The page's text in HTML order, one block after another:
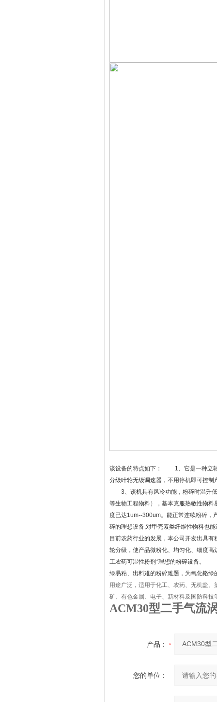
该设备的特点如下： 1、它是一种立
分级叶轮无级调速器，不用停机即可控
3、该机具有风冷功能，粉碎时温升低
等生物工程物料），基本克服热敏性物
度已达1um--300um。能正常连续粉碎
碎的理想设备,对甲壳素类纤维性物料也
目前农药行业的发展，本公司开发出具
轮分级，使产品微粉化、均匀化、细度
工农药可湿性粉剂*理想的粉碎设备。
绿易粘、出料难的粉碎难题，为氧化铬绿
用途广泛，适用于化工、农药、无机盐
矿、有色金属、电子、新材料及国防科
ACM30型二手气流
产品：
您的单位：